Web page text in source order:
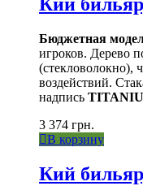
Кий
Бюджетная
игроков. Дерево
(стекловолокно),
воздействий.
надпись
3 374 грн.
В корзину
Кий